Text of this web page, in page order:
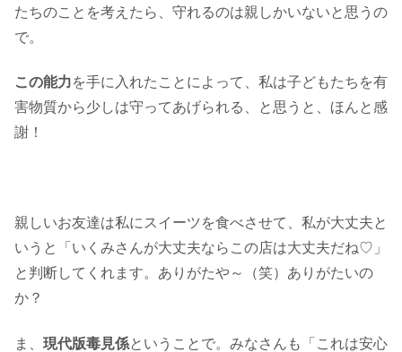
たちのことを考えたら、守れるのは親しかいないと思うの
で。
この能力を手に入れたことによって、私は子どもたちを有
害物質から少しは守ってあげられる、と思うと、ほんと感
謝！
親しいお友達は私にスイーツを食べさせて、私が大丈夫と
いうと「いくみさんが大丈夫ならこの店は大丈夫だね♡」
と判断してくれます。ありがたや～（笑）ありがたいの
か？
ま、 現代版毒見係ということで。みなさんも「これは安心